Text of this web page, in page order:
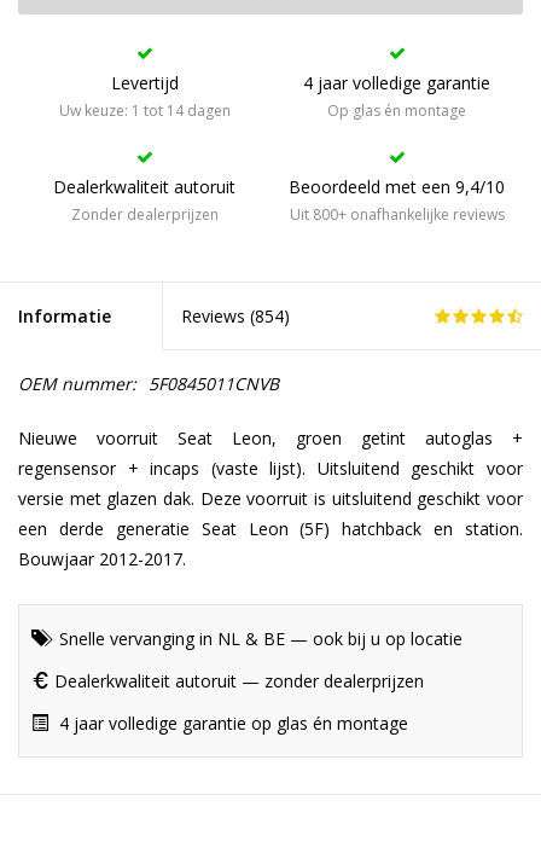
Levertijd
Uw keuze: 1 tot 14 dagen
4 jaar volledige garantie
Op glas én montage
Dealerkwaliteit autoruit
Zonder dealerprijzen
Beoordeeld met een 9,4/10
Uit 800+ onafhankelijke reviews
Informatie Reviews (854)
OEM nummer: 5F0845011CNVB
Nieuwe voorruit Seat Leon, groen getint autoglas +
regensensor + incaps (vaste lijst). Uitsluitend geschikt voor
versie met glazen dak. Deze voorruit is uitsluitend geschikt voor
een derde generatie Seat Leon (5F) hatchback en station.
Bouwjaar 2012-2017.
Snelle vervanging in NL & BE — ook bij u op locatie
Dealerkwaliteit autoruit — zonder dealerprijzen
4 jaar volledige garantie op glas én montage